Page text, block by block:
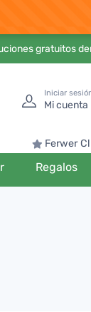
gratuitos
Iniciar
Mi cuenta
Ferwer
Regalos